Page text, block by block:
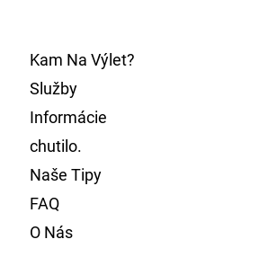
Kam Na Výlet?
Služby
Informácie
chutilo.
Naše Tipy
FAQ
O Nás